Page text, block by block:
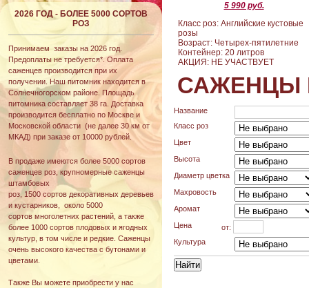
2026 ГОД - БОЛЕЕ 5000 СОРТОВ
РОЗ
Принимаем заказы на 2026 год.
Предоплаты не требуется*. Оплата
саженцев производится при их
получении. Наш питомник находится в
Солнечногорском районе. Площадь
питомника составляет 38 га. Доставка
производится бесплатно по Москве и
Московской области (не далее 30 км от
МКАД) при заказе от 10000 рублей.
В продаже имеются более 5000 сортов
саженцев роз, крупномерные саженцы
штамбовых
роз, 1500 сортов декоративных деревьев
и кустарников, около 5000
сортов многолетних растений, а также
более 1000 сортов плодовых и ягодных
культур, в том числе и редкие. Саженцы
очень высокого качества с бутонами и
цветами.
Также Вы можете приобрести у нас
5 990 руб.
Класс роз: Английские кустовые
розы
Возраст: Четырех-пятилетние
Контейнер: 20 литров
АКЦИЯ: НЕ УЧАСТВУЕТ
САЖЕНЦЫ
Название
Класс роз
Цвет
Высота
Диаметр цветка
Махровость
Аромат
Цена
от:
Культура